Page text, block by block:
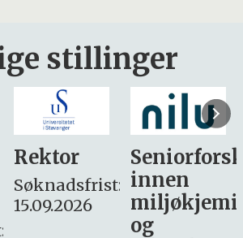
stillinger
Seniorforsker
innen
miljøkjemi
søker
– fast